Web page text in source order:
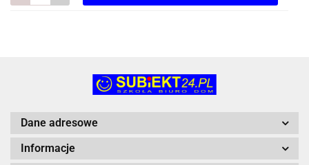
Dane adresowe
Informacje